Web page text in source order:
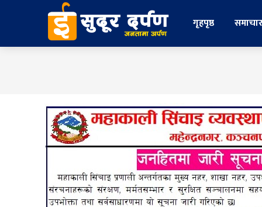
गृहपृष्ठ समाचार